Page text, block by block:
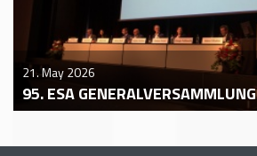
21. May 2026
95. ESA GENERALVERSAMMLUNG